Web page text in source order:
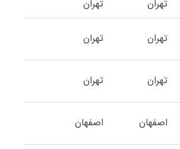
تهران تهران
تهران تهران
تهران تهران
اصفهان اصفهان